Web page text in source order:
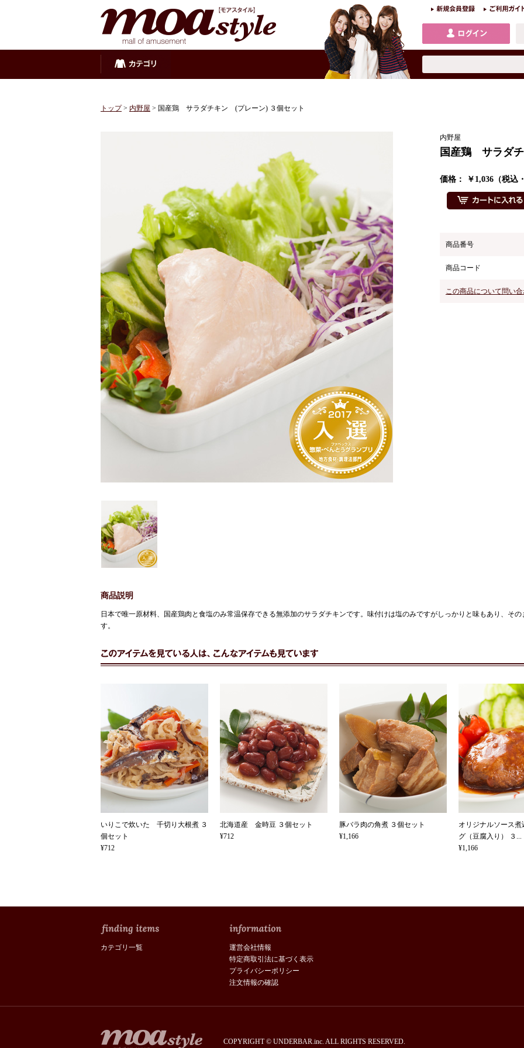
トップ> 内野屋 > 国産鶏 サラダチキン (プレーン) ３個セット
内野屋
国産鶏 サラダ
価格： ￥1,036（税込
商品番号
商品コード
この商品について問い
商品説明
日本で唯一原材料、国産鶏肉と食塩のみ常温保存できる無添加のサラダチキンです。味付けは塩のみですがしっかりと味もあり、そ
す。
いりこで炊いた 千切り大根煮 ３
個セット
¥712
北海道産 金時豆 ３個セット
¥712
豚バラ肉の角煮 ３個セット
¥1,166
オリジナルソース煮
グ（豆腐入り） ３...
¥1,166
カテゴリ一覧
運営会社情報
特定商取引法に基づく表示
プライバシーポリシー
注文情報の確認
COPYRIGHT © UNDERBAR.inc. ALL RIGHTS RESERVED.